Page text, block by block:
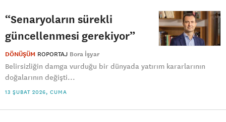
“Senaryoların sürekli
güncellenmesi gerekiyor”
DÖNÜŞÜM ROPORTAJ Bora İşyar
Belirsizliğin damga vurduğu bir dünyada yatırım kararlarının
doğalarının değişti...
13 ŞUBAT 2026, CUMA